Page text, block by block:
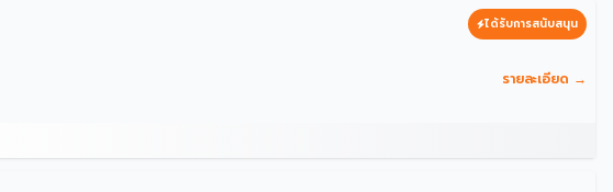
ได้รับการสนับสนุน
รายละเอียด →